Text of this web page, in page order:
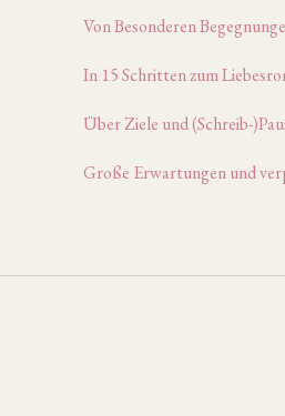
Von Besonderen
In 15 Schritten zum
Über Ziele und (Schreib-
Große Erwartungen und